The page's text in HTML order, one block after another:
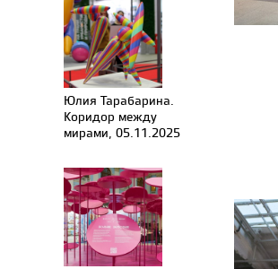
Юлия Тарабарина.
Коридор между
мирами, 05.11.2025